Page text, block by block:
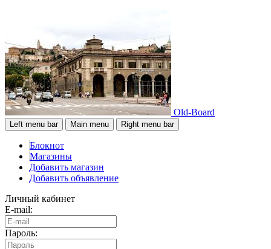
Old-Board
Left menu bar Main menu Right menu bar
Блокнот
Магазины
Добавить магазин
Добавить объявление
Личный кабинет
E-mail:
Пароль: